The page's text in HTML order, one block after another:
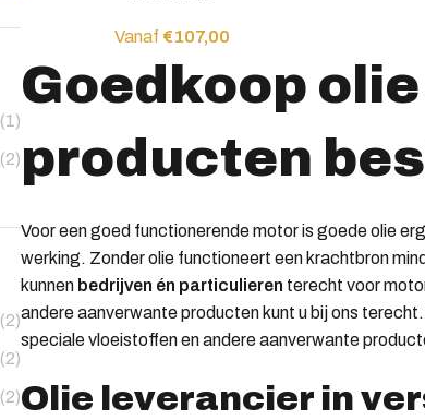
(1)
(2)
(2)
(2)
(2)
Vanaf €107,00
Goedkoop
producten
Voor een goed functionerende motor is goede olie
werking. Zonder olie functioneert een krachtbron
kunnen bedrijven én particulieren terecht voor
andere aanverwante producten kunt u bij ons
speciale vloeistoffen en andere aanverwante
Olie leverancier in